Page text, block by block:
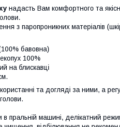
надасть Вам комфортного та
з паропроникних матеріалів
бавовна)
100%
на блискавці
та догляді за ними, а
пральній машині, делікатний